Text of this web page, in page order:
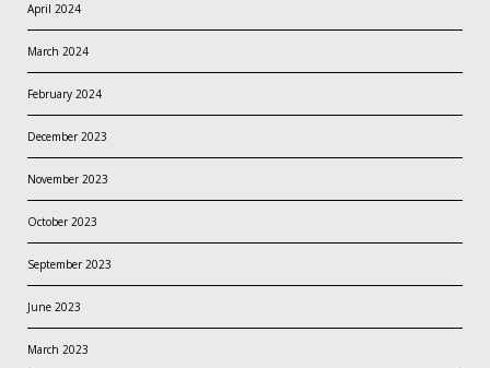
April 2024
March 2024
February 2024
December 2023
November 2023
October 2023
September 2023
June 2023
March 2023